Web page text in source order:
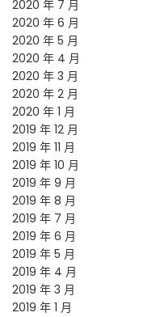
2020 年 7 月
2020 年 6 月
2020 年 5 月
2020 年 4 月
2020 年 3 月
2020 年 2 月
2020 年 1 月
2019 年 12 月
2019 年 11 月
2019 年 10 月
2019 年 9 月
2019 年 8 月
2019 年 7 月
2019 年 6 月
2019 年 5 月
2019 年 4 月
2019 年 3 月
2019 年 1 月